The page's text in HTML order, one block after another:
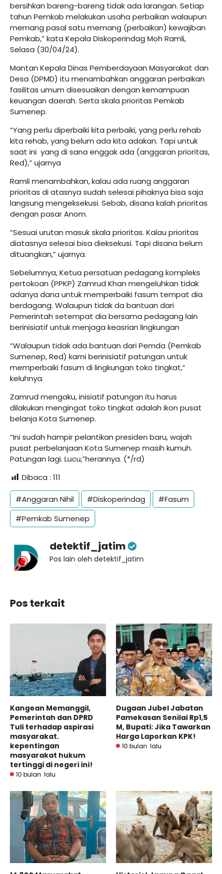
bersihkan bareng-bareng tidak ada larangan. Setiap
tahun Pemkab melakukan usaha perbaikan walaupun
memang pasal satu memang (perbaikan) kewajiban
Pemkab,” kata Kepala Diskoperindag Moh Ramli,
Selasa (30/04/24).
Mantan Kepala Dinas Pemberdayaan Masyarakat dan
Desa (DPMD) itu menambahkan anggaran perbaikan
fasilitas umum disesuaikan dengan kemampuan
keuangan daerah. Serta skala prioritas Pemkab
Sumenep.
“Yang perlu diperbaiki kita perbaiki, yang perlu rehab
kita rehab, yang belum ada kita adakan. Tapi untuk
saat ini yang di sana enggak ada (anggaran prioritas,
Red),” ujarnya
Ramli menambahkan, kalau ada ruang anggaran
prioritas di atasnya sudah selesai pihaknya bisa saja
langsung mengeksekusi. Sebab, disana kalah prioritas
dengan pasar Anom.
“Sesuai urutan masuk skala prioritas. Kalau prioritas
diatasnya selesai bisa dieksekusi. Tapi disana belum
dituangkan,” ujarnya.
Sebelumnya, Ketua persatuan pedagang kompleks
pertokoan (PPKP) Zamrud Khan mengeluhkan tidak
adanya dana untuk memperbaiki fasum tempat dia
berdagang. Walaupun tidak da bantuan dari
Pemerintah setempat dia bersama pedagang lain
berinisiatif untuk menjaga keasrian lingkungan
“Walaupun tidak ada bantuan dari Pemda (Pemkab
Sumenep, Red) kami berinisiatif patungan untuk
memperbaiki fasum di lingkungan toko tingkat,”
keluhnya.
Zamrud mengaku, inisiatif patungan itu harus
dilakukan mengingat toko tingkat adalah ikon pusat
belanja Kota Sumenep.
“Ini sudah hampir pelantikan presiden baru, wajah
pusat perbelanjaan Kota Sumenep masih kumuh.
Patungan lagi. Lucu,”herannya. (*/rd)
Dibaca : 111
#Anggaran Nihil #Diskoperindag
#Fasum
#Pemkab Sumenep
detektif_jatim
Pos lain oleh detektif_jatim
Pos terkait
Kangean Memanggil,
Pemerintah dan DPRD
Tuli terhadap aspirasi
masyarakat.
kepentingan
masyarakat hukum
tertinggi di negeri ini!
10 bulan lalu
Dugaan Jubel Jabatan
Pamekasan Senilai Rp1,5
M, Bupati: Jika Tawarkan
Harga Laporkan KPK!
10 bulan lalu